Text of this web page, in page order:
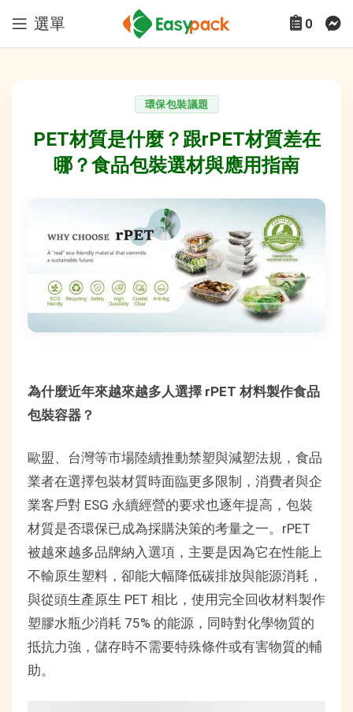
選單 0
環保包裝議題
PET材質是什麼？跟rPET材質差在
哪？食品包裝選材與應用指南
為什麼近年來越來越多人選擇 rPET 材料製作食品
包裝容器？
歐盟、台灣等市場陸續推動禁塑與減塑法規，食品
業者在選擇包裝材質時面臨更多限制，消費者與企
業客戶對 ESG 永續經營的要求也逐年提高，包裝
材質是否環保已成為採購決策的考量之一。rPET
被越來越多品牌納入選項，主要是因為它在性能上
不輸原生塑料，卻能大幅降低碳排放與能源消耗，
與從頭生產原生 PET 相比，使用完全回收材料製作
塑膠水瓶少消耗 75% 的能源，同時對化學物質的
抵抗力強，儲存時不需要特殊條件或有害物質的輔
助。